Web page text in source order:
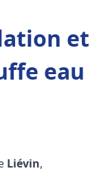
et
eau
Liévin,